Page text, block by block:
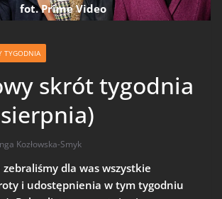
fot. Prime Video
TYGODNIA
skrót tygodnia
Kozłowska-Smyk
zebraliśmy dla was wszystkie
i udostępnienia w tym tygodniu